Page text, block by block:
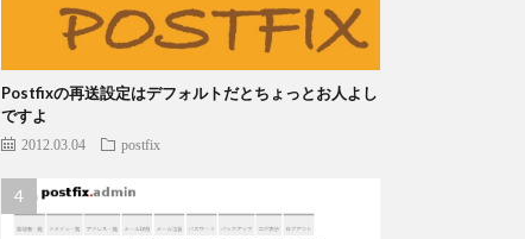
Postfixの再送設定はデフォルトだとちょっとお人よし
ですよ
2012.03.04 postfix